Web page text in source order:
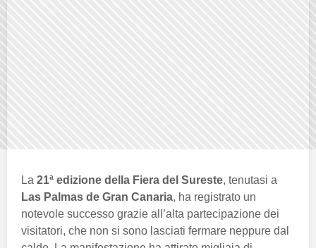
La 21ª edizione della Fiera del Sureste, tenutasi a
Las Palmas de Gran Canaria, ha registrato un
notevole successo grazie all’alta partecipazione dei
visitatori, che non si sono lasciati fermare neppure dal